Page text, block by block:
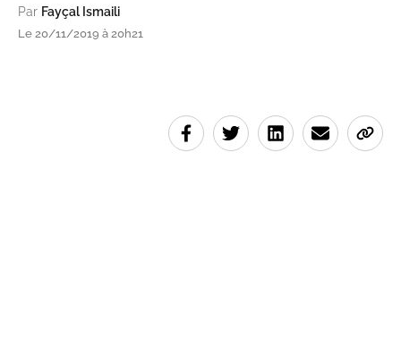
Par Fayçal Ismaili
Le 20/11/2019 à 20h21